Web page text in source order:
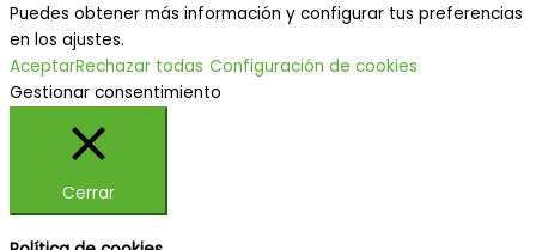
Puedes obtener más información y configurar tus preferencias
en los ajustes.
AceptarRechazar todas Configuración de cookies
Gestionar consentimiento
Cerrar